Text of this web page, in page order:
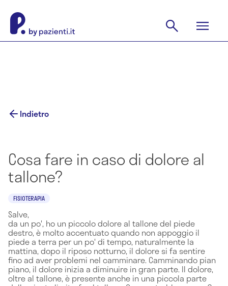
Indietro
Cosa fare in caso di dolore al
tallone?
FISIOTERAPIA
Salve,
da un po', ho un piccolo dolore al tallone del piede
destro, è molto accentuato quando non appoggio il
piede a terra per un po' di tempo, naturalmente la
mattina, dopo il riposo notturno, il dolore si fa sentire
fino ad aver problemi nel camminare. Camminando pian
piano, il dolore inizia a diminuire in gran parte. Il dolore,
oltre al tallone, è presente anche in una piccola parte